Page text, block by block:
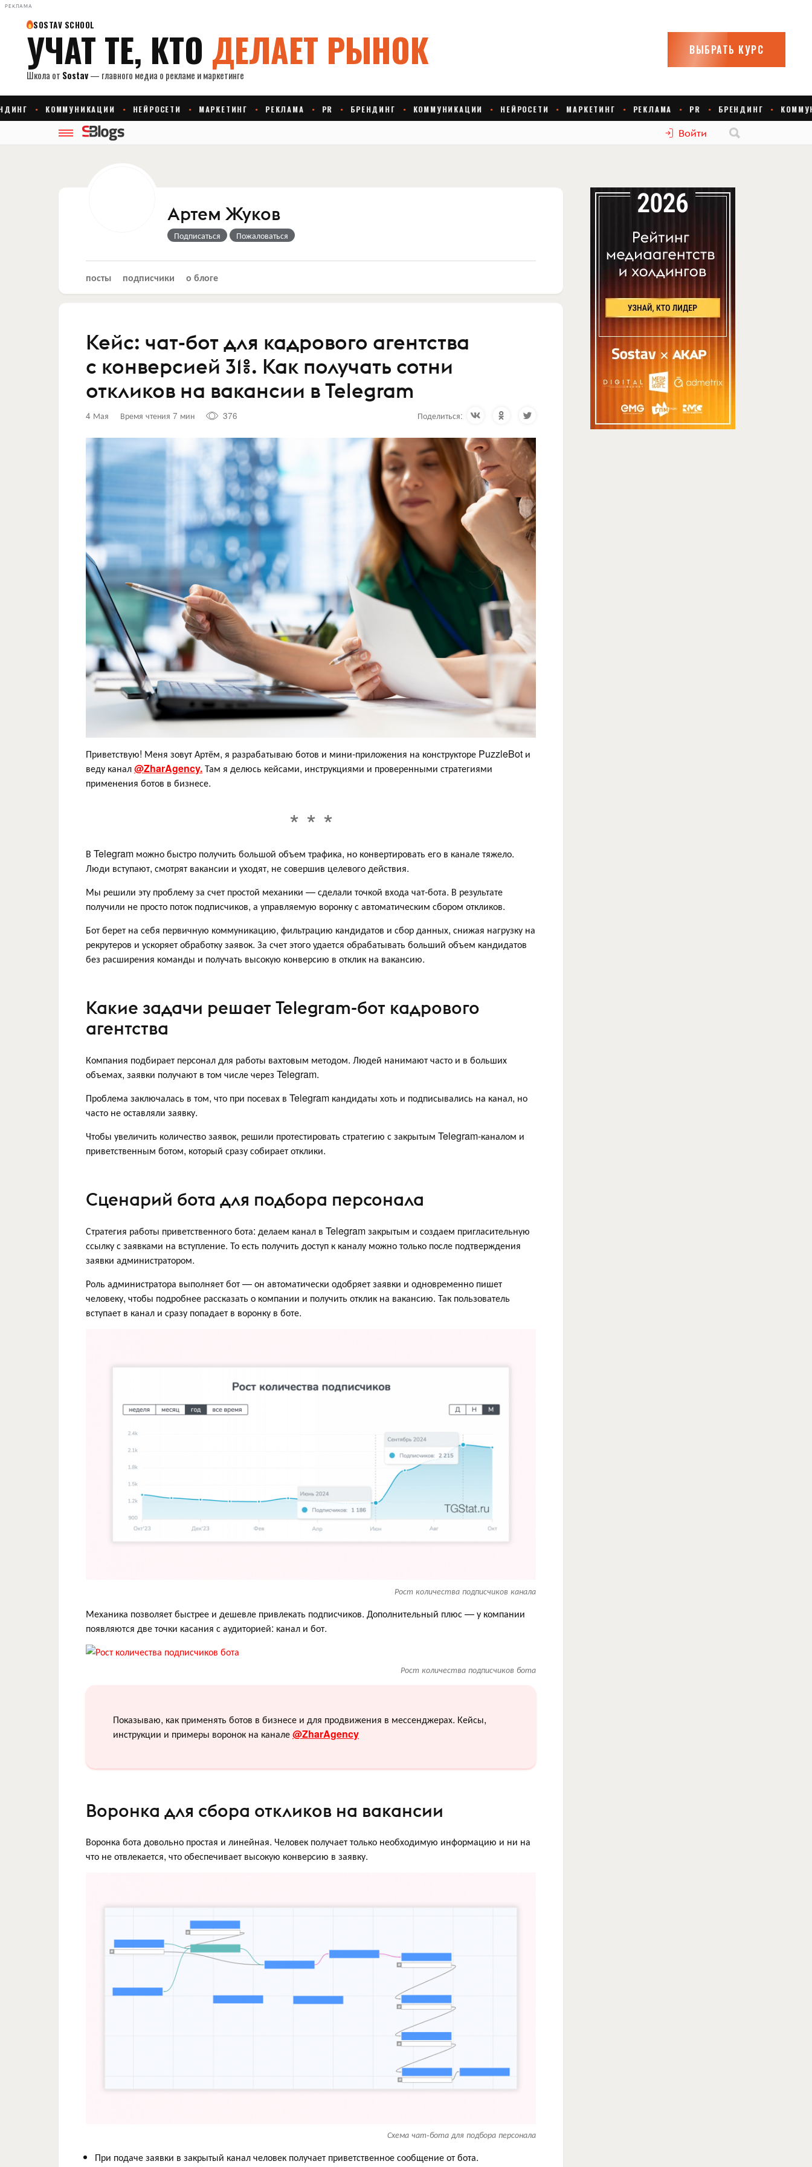
РЕКЛАМА
Войти
Артем Жуков
Подписаться Пожаловаться
посты подписчики о блоге
Кейс: чат-бот для кадрового агентства
с конверсией 31%. Как получать сотни
откликов на вакансии в Telegram
4 Мая Время чтения 7 мин 376 Поделиться:
Приветствую! Меня зовут Артём, я разрабатываю ботов и мини-приложения на конструкторе PuzzleBot и
веду канал@ZharAgency.Там я делюсь кейсами, инструкциями и проверенными стратегиями
применения ботов в бизнесе.
В Telegram можно быстро получить большой объем трафика, но конвертировать его в канале тяжело.
Люди вступают, смотрят вакансии и уходят, не совершив целевого действия.
Мы решили эту проблему за счет простой механики — сделали точкой входа чат-бота. В результате
получили не просто поток подписчиков, а управляемую воронку с автоматическим сбором откликов.
Бот берет на себя первичную коммуникацию, фильтрацию кандидатов и сбор данных, снижая нагрузку на
рекрутеров и ускоряет обработку заявок. За счет этого удается обрабатывать больший объем кандидатов
без расширения команды и получать высокую конверсию в отклик на вакансию.
Какие задачи решает Telegram-бот кадрового
агентства
Компания подбирает персонал для работы вахтовым методом. Людей нанимают часто и в больших
объемах, заявки получают в том числе через Telegram.
Проблема заключалась в том, что при посевах в Telegram кандидаты хоть и подписывались на канал, но
часто не оставляли заявку.
Чтобы увеличить количество заявок, решили протестировать стратегию с закрытым Telegram-каналом и
приветственным ботом, который сразу собирает отклики.
Сценарий бота для подбора персонала
Стратегия работы приветственного бота: делаем канал в Telegram закрытым и создаем пригласительную
ссылку с заявками на вступление. То есть получить доступ к каналу можно только после подтверждения
заявки администратором.
Роль администратора выполняет бот — он автоматически одобряет заявки и одновременно пишет
человеку, чтобы подробнее рассказать о компании и получить отклик на вакансию. Так пользователь
вступает в канал и сразу попадает в воронку в боте.
Рост количества подписчиков канала
Механика позволяет быстрее и дешевле привлекать подписчиков. Дополнительный плюс — у компании
появляются две точки касания с аудиторией: канал и бот.
Рост количества подписчиков бота
Показываю, как применять ботов в бизнесе и для продвижения в мессенджерах. Кейсы,
инструкции и примеры воронок на канале@ZharAgency
Воронка для сбора откликов на вакансии
Воронка бота довольно простая и линейная. Человек получает только необходимую информацию и ни на
что не отвлекается, что обеспечивает высокую конверсию в заявку.
Схема чат-бота для подбора персонала
При подаче заявки в закрытый канал человек получает приветственное сообщение от бота.